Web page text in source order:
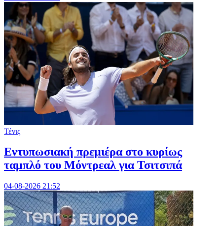
Τένις
Εντυπωσιακή πρεμιέρα στο κυρίως
ταμπλό του Μόντρεαλ για Τσιτσιπά
04-08-2026 21:52